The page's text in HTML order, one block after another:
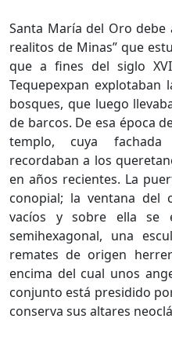
Santa María del Oro debe
realitos de Minas” que
que a fines del siglo
Tequepexpan
bosques, que luego
de barcos. De esa época
templo, cuya
recordaban a los
en años recientes. La
conopial; la ventana del
vacíos y sobre ella se
semihexagonal, una
remates de origen
encima del cual unos
conjunto está presidido
conserva sus altares